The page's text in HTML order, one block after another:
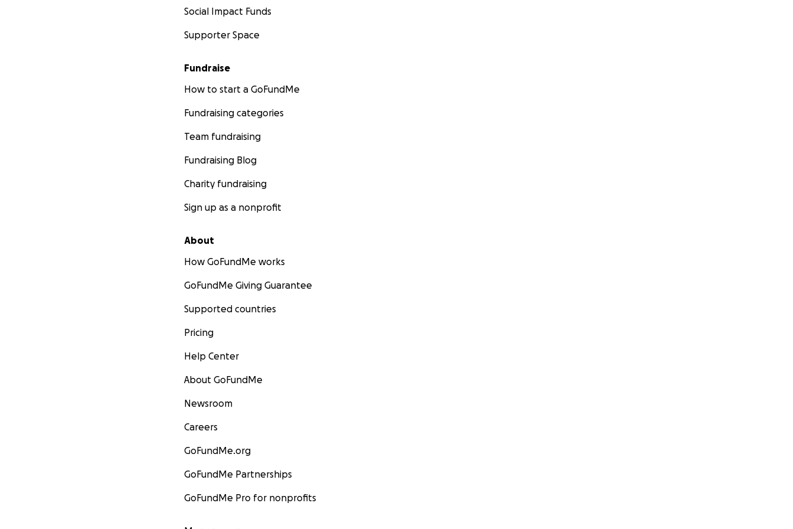
Social Impact Funds
Supporter Space
Fundraise
How to start a GoFundMe
Fundraising categories
Team fundraising
Fundraising Blog
Charity fundraising
Sign up as a nonprofit
About
How GoFundMe works
GoFundMe Giving Guarantee
Supported countries
Pricing
Help Center
About GoFundMe
Newsroom
Careers
GoFundMe.org
GoFundMe Partnerships
GoFundMe Pro for nonprofits